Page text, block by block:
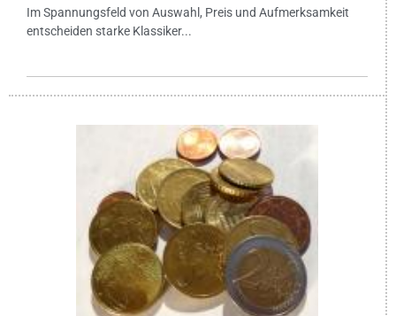
Im Spannungsfeld von Auswahl, Preis und Aufmerksamkeit
entscheiden starke Klassiker...